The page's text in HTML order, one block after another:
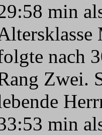
min
nach
Zwei.
min